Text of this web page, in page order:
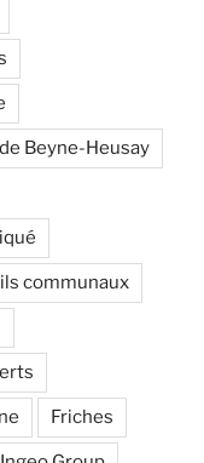
Beyne-Heusay
communaux
Friches